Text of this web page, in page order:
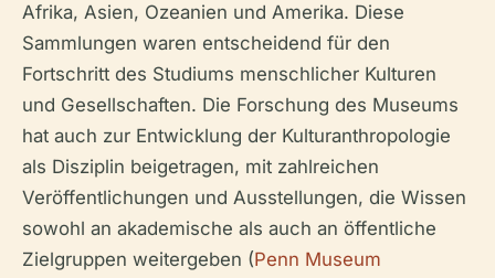
Afrika, Asien, Ozeanien und Amerika. Diese
Sammlungen waren entscheidend für den
Fortschritt des Studiums menschlicher Kulturen
und Gesellschaften. Die Forschung des Museums
hat auch zur Entwicklung der Kulturanthropologie
als Disziplin beigetragen, mit zahlreichen
Veröffentlichungen und Ausstellungen, die Wissen
sowohl an akademische als auch an öffentliche
Zielgruppen weitergeben (Penn Museum